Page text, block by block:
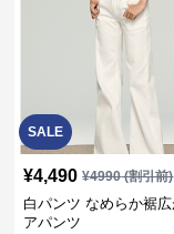
SALE
¥4,490 ¥4990(割引前)
白パンツ なめらか裾
アパンツ